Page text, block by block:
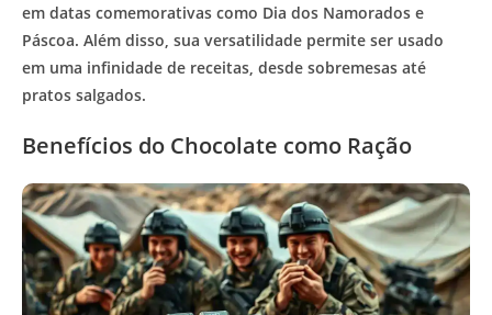
em datas comemorativas como Dia dos Namorados e
Páscoa. Além disso, sua versatilidade permite ser usado
em uma infinidade de receitas, desde sobremesas até
pratos salgados.
Benefícios do Chocolate como Ração